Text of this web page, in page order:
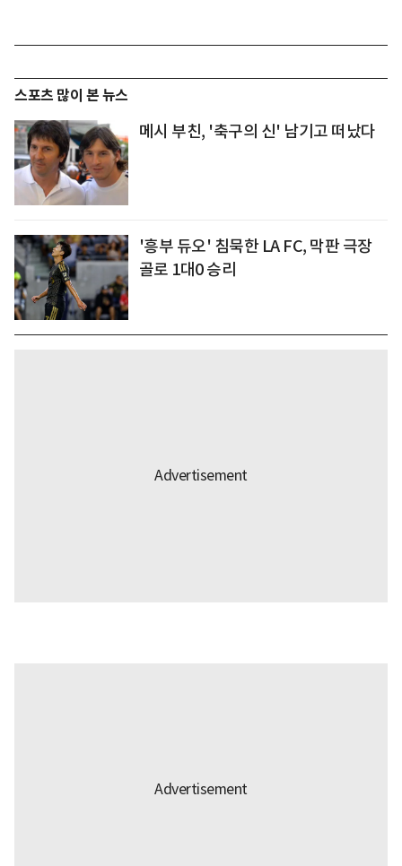
스포츠 많이 본 뉴스
메시 부친, '축구의 신' 남기고 떠났다
'흥부 듀오' 침묵한 LA FC, 막판 극장
골로 1대0 승리